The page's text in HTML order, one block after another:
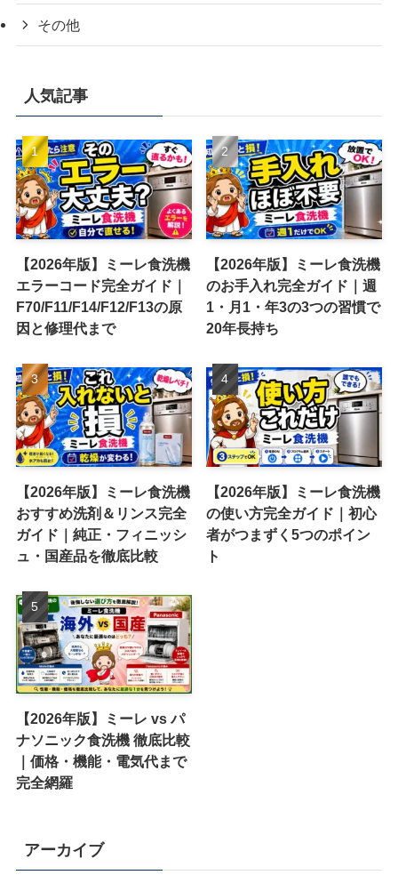
その他
人気記事
【2026年版】ミーレ食洗機
エラーコード完全ガイド｜
F70/F11/F14/F12/F13の原
因と修理代まで
【2026年版】ミーレ食洗機
のお手入れ完全ガイド｜週
1・月1・年3の3つの習慣で
20年長持ち
【2026年版】ミーレ食洗機
おすすめ洗剤＆リンス完全
ガイド｜純正・フィニッシ
ュ・国産品を徹底比較
【2026年版】ミーレ食洗機
の使い方完全ガイド｜初心
者がつまずく5つのポイン
ト
【2026年版】ミーレ vs パ
ナソニック食洗機 徹底比較
｜価格・機能・電気代まで
完全網羅
アーカイブ